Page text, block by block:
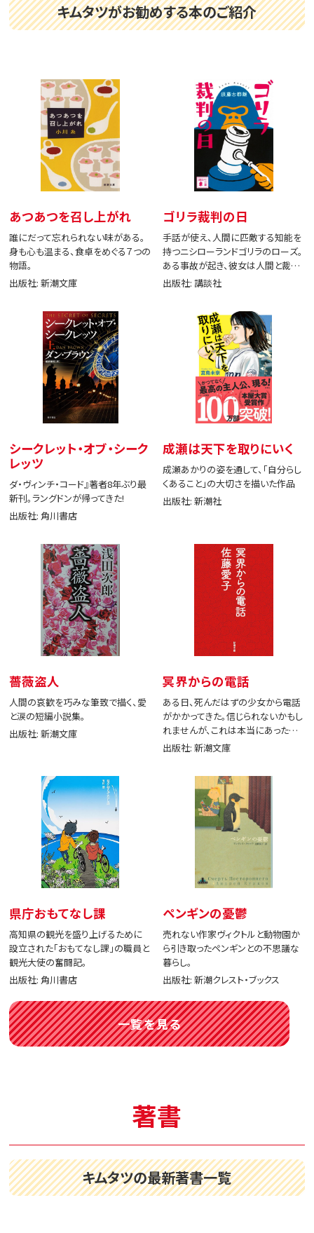
キムタツがお勧めする本のご紹介
あつあつを召し上がれ
誰にだって忘れられない味がある。
身も心も温まる、食卓をめぐる７つの
物語。
出版社: 新潮文庫
ゴリラ裁判の日
手話が使え、人間に匹敵する知能を
持つニシローランドゴリラのローズ。
ある事故が起き、彼女は人間と裁判
で闘う。
出版社: 講談社
シークレット・オブ・シーク
レッツ
ダ・ヴィンチ・コード』著者8年ぶり最
新刊。ラングドンが帰ってきた!
出版社: 角川書店
成瀬は天下を取りにいく
成瀬あかりの姿を通して、「自分らし
くあること」の大切さを描いた作品
出版社: 新潮社
薔薇盗人
人間の哀歓を巧みな筆致で描く、愛
と涙の短編小説集。
出版社: 新潮文庫
冥界からの電話
ある日、死んだはずの少女から電話
がかかってきた。信じられないかもし
れませんが、これは本当にあった出
来事です。
出版社: 新潮文庫
県庁おもてなし課
高知県の観光を盛り上げるために
設立された「おもてなし課」の職員と
観光大使の奮闘記。
出版社: 角川書店
ペンギンの憂鬱
売れない作家ヴィクトルと動物園か
ら引き取ったペンギンとの不思議な
暮らし。
出版社: 新潮クレスト・ブックス
一覧を見る
著書
キムタツの最新著書一覧